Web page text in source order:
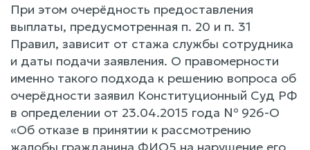
При этом очерёдность предоставления
выплаты, предусмотренная п. 20 и п. 31
Правил, зависит от стажа службы сотрудника
и даты подачи заявления. О правомерности
именно такого подхода к решению вопроса об
очерёдности заявил Конституционный Суд РФ
в определении от 23.04.2015 года № 926-О
«Об отказе в принятии к рассмотрению
жалобы гражданина ФИО5 на нарушение его